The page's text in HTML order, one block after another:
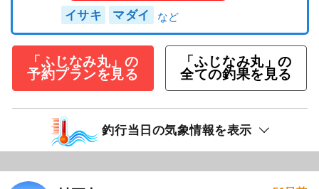
イサキ マダイ
「ふじなみ丸」の
予約プランを見る
「ふじなみ丸」の
全ての釣果を見る
釣行当日の気象情報を表示